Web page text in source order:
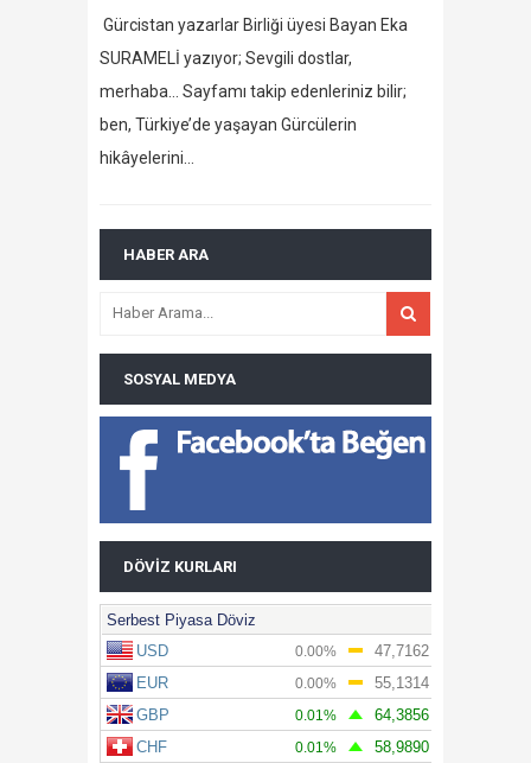
Gürcistan yazarlar Birliği üyesi Bayan Eka
SURAMELİ yazıyor; Sevgili dostlar,
merhaba… Sayfamı takip edenleriniz bilir;
ben, Türkiye’de yaşayan Gürcülerin
hikâyelerini…
HABER ARA
SOSYAL MEDYA
DÖVIZ KURLARI